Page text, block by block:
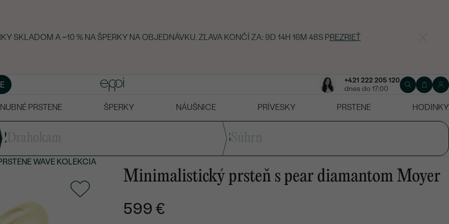
SKLADOM A −10 % NA ŠPERKY NA OBJEDNÁVKU. ZĽAVA KONČÍ ZA: 9D 14H 16M 47SPREZRIEŤ
+421 222 205 120
dnes do 17:00
PRSTENE ŠPERKY NÁUŠNICE PRÍVESKY PRSTENE HODINKY
2 3
WAVE KOLEKCIA
Minimalistický prsteň s pear diamantom Moyer
599 €